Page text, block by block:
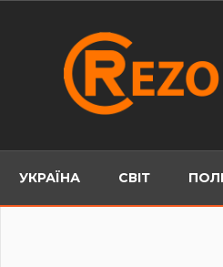
УКРАЇНА СВІТ